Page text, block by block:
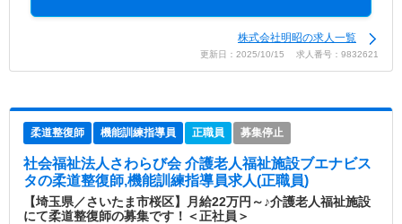
株式会社明昭の求人一覧
更新日：2025/10/15 求人番号：9832621
柔道整復師 機能訓練指導員 正職員 募集停止
社会福祉法人さわらび会 介護老人福祉施設ブエナビス
タの柔道整復師,機能訓練指導員求人(正職員)
【埼玉県／さいたま市桜区】月給22万円～♪介護老人福祉施設
にて柔道整復師の募集です！＜正社員＞